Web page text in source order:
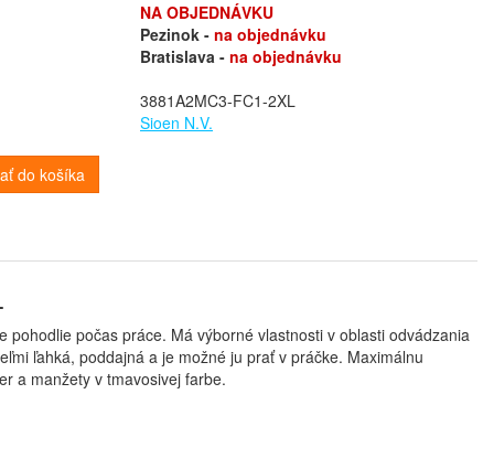
NA OBJEDNÁVKU
Pezinok - na objednávku
Bratislava - na objednávku
3881A2MC3-FC1-2XL
Sioen N.V.
do košíka
počas práce. Má výborné vlastnosti v oblasti odvádzania
ľahká, poddajná a je možné ju prať v práčke. Maximálnu
a manžety v tmavosivej farbe.